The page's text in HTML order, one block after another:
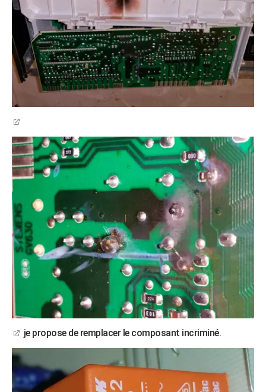
je propose de remplacer le composant incriminé.